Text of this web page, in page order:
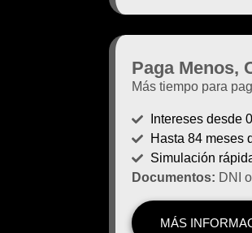
Paga Menos,
Más tiempo para
Intereses desde
Hasta 84 meses
Simulación
Documentos: DNI
MÁS